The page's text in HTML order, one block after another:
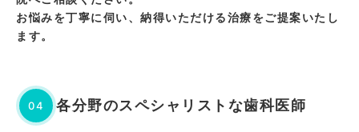
お悩みを丁寧に伺い、納得いただける治療をご提案いたし
ます。
04 各分野のスペシャリストな歯科医師